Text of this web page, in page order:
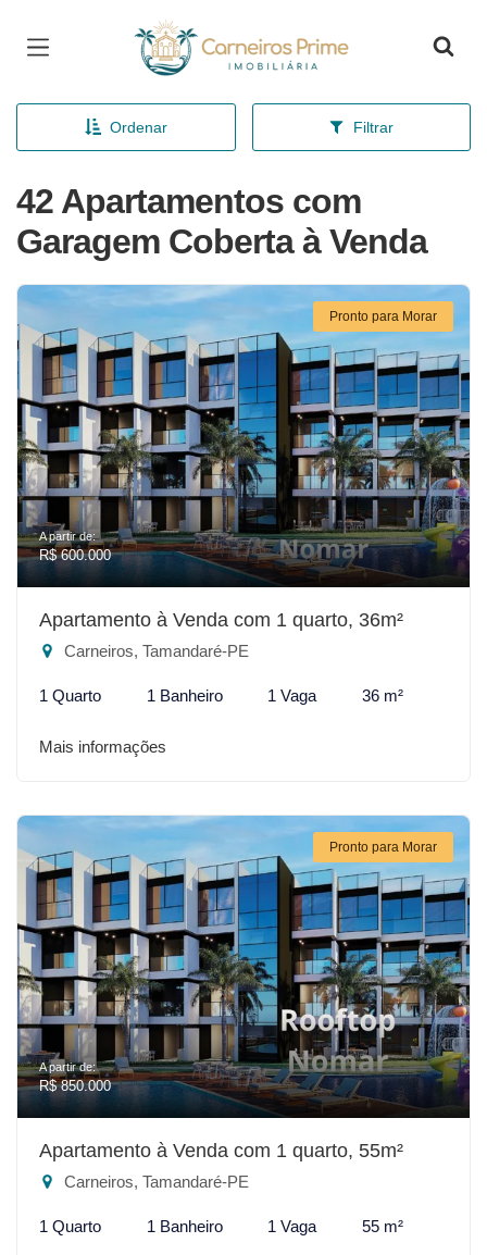
Página inicial
Ordenar Filtrar
42 Apartamentos com
Garagem Coberta à Venda
Pronto para Morar
A partir de:
R$ 600.000
Apartamento à Venda com 1 quarto, 36m²
Carneiros, Tamandaré-PE
1 Quarto 1 Banheiro 1 Vaga 36 m²
Mais informações
Pronto para Morar
A partir de:
R$ 850.000
Apartamento à Venda com 1 quarto, 55m²
Carneiros, Tamandaré-PE
1 Quarto 1 Banheiro 1 Vaga 55 m²